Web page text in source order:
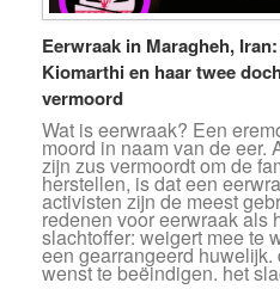
Eerwraak in Maragheh,
Kiomarthi en haar twee
vermoord
Wat is eerwraak? Een
moord in naam van de eer.
zijn zus vermoordt om de
herstellen, is dat een
activisten zijn de meest
redenen voor eerwraak als
slachtoffer: weigert mee te
een gearrangeerd huwelijk.
wenst te beëindigen. het